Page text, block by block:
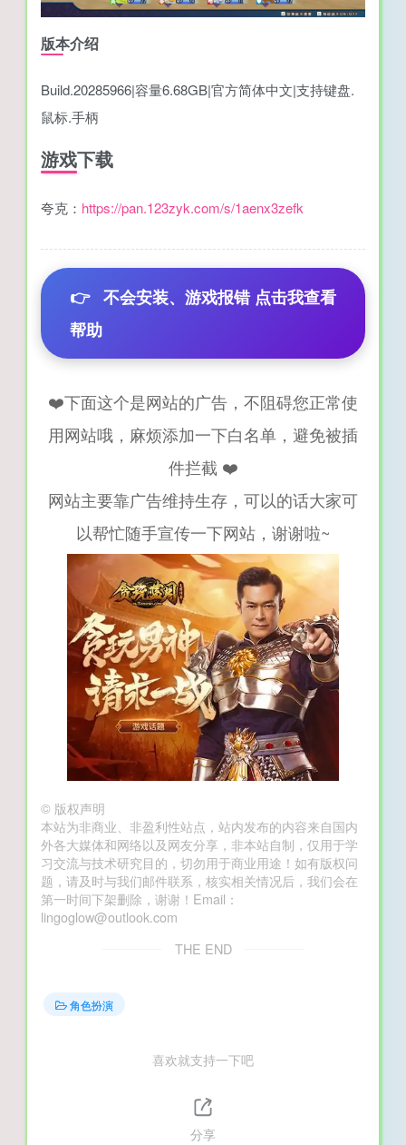
版本介绍
Build.20285966|容量6.68GB|官方简体中文|支持键盘.
鼠标.手柄
游戏下载
夸克： https://pan.123zyk.com/s/1aenx3zefk
👉 不会安装、游戏报错 点击我查看
帮助
❤️下面这个是网站的广告，不阻碍您正常使
用网站哦，麻烦添加一下白名单，避免被插
件拦截 ❤️
网站主要靠广告维持生存，可以的话大家可
以帮忙随手宣传一下网站，谢谢啦~
© 版权声明
本站为非商业、非盈利性站点，站内发布的内容来自国内
外各大媒体和网络以及网友分享，非本站自制，仅用于学
习交流与技术研究目的，切勿用于商业用途！如有版权问
题，请及时与我们邮件联系，核实相关情况后，我们会在
第一时间下架删除，谢谢！Email：
lingoglow@outlook.com
THE END
角色扮演
喜欢就支持一下吧
分享